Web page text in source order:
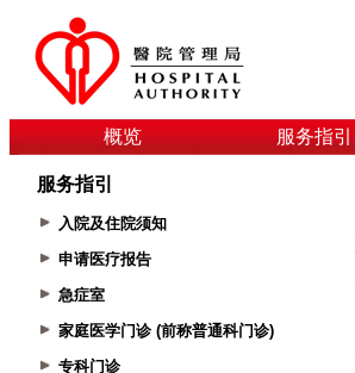
概览 服务指引
服务指引
入院及住院须知
申请医疗报告
急症室
家庭医学门诊 (前称普通科门诊)
专科门诊